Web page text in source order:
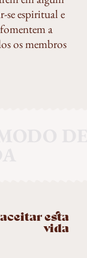
se espiritual e
a
os membros
esta
vida